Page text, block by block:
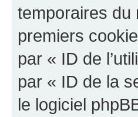
temporaires du
premiers
par « ID de
par « ID de la
le logiciel